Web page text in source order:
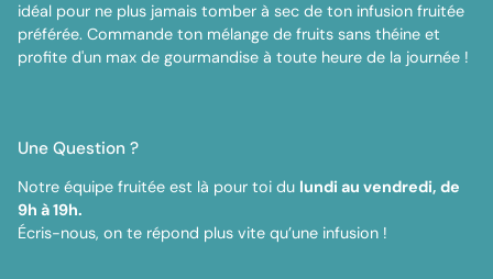
idéal pour ne plus jamais tomber à sec de ton infusion fruitée
préférée. Commande ton mélange de fruits sans théine et
profite d'un max de gourmandise à toute heure de la journée !
Une Question ?
Notre équipe fruitée est là pour toi du lundi au vendredi, de
9h à 19h.
Écris-nous, on te répond plus vite qu’une infusion !